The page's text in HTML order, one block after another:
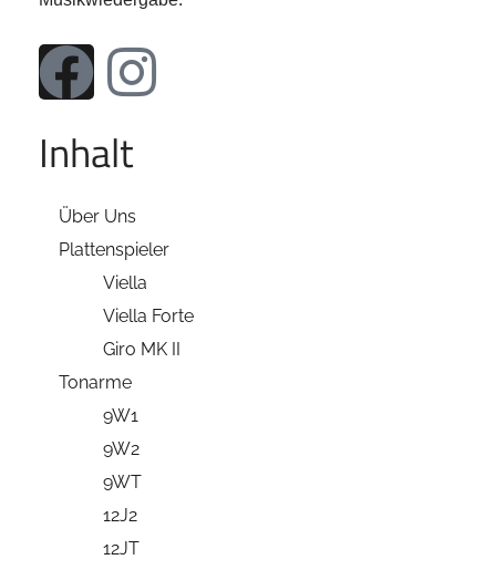
Inhalt
Über Uns
Plattenspieler
Viella
Viella Forte
Giro MK II
Tonarme
9W1
9W2
9WT
12J2
12JT